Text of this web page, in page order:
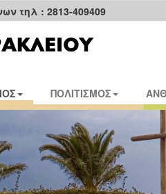
τηλ : 2813-409409
ΠΟΛΙΤΙΣΜΟΣ